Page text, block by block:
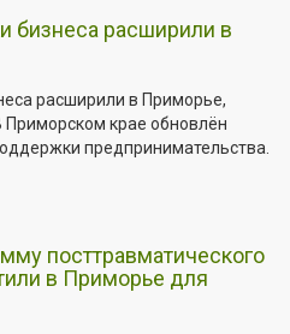
бизнеса расширили в
расширили в Приморье,
крае обновлён
предпринимательства.
посттравматического
в Приморье для